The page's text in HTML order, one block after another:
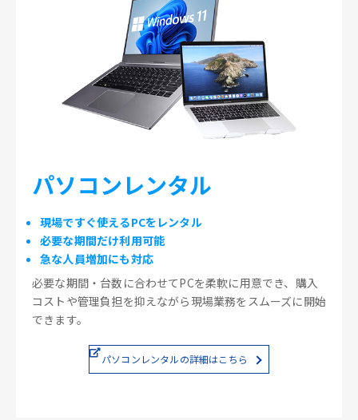
パソコンレンタル
現場ですぐ使えるPCをレンタル
必要な期間だけ利用可能
急な人員増加にも対応
必要な期間・台数に合わせてPCを柔軟に用意でき、購入
コストや管理負担を抑えながら現場業務をスムーズに開始
できます。
パソコンレンタルの詳細はこちら